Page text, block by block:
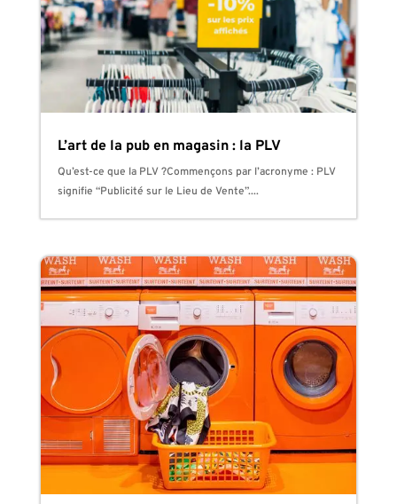
L’art de la pub en magasin : la PLV
Qu’est-ce que la PLV ?Commençons par l’acronyme : PLV
signifie “Publicité sur le Lieu de Vente”....